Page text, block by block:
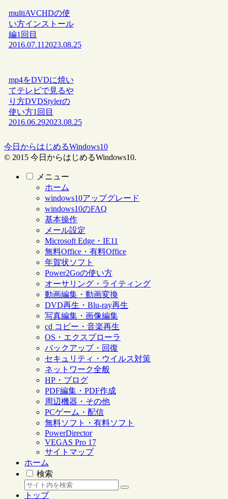
multiAVCHDの使
い方インストール
編1回目
2016.07.11 2023.08.25
mp4をDVDに焼い
てテレビで見るや
り方DVDStylerの
使い方1回目
2016.06.292023.08.25
今日からはじめるWindows10
© 2015 今日からはじめるWindows10.
メニュー
ホーム
windows10アップグレード
windows10のFAQ
基本操作
メール設定
Microsoft Edge・IE11
無料Office・有料Office
年賀状ソフト
Power2Goの使い方
オーサリング・ライティング
動画編集・動画変換
DVD再生・Blu-ray再生
写真編集・画像編集
cd コピー・音楽再生
OS・エクスプローラ
バックアップ・回復
セキュリティ・ウイルス対策
ネットワーク全般
HP・ブログ
PDF編集・PDF作成
周辺機器・その他
PCゲーム・配信
無料ソフト・有料ソフト
PowerDirector
VEGAS Pro 17
サイトマップ
ホーム
検索
トップ